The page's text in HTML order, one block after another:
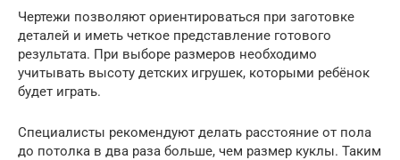
Чертежи позволяют ориентироваться при заготовке
деталей и иметь четкое представление готового
результата. При выборе размеров необходимо
учитывать высоту детских игрушек, которыми ребёнок
будет играть.
Специалисты рекомендуют делать расстояние от пола
до потолка в два раза больше, чем размер куклы. Таким